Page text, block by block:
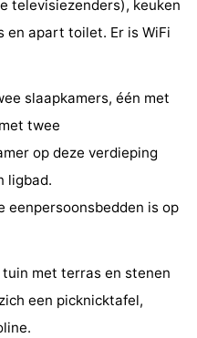
televisiezenders), keuken
en apart toilet. Er is WiFi
slaapkamers, één met
twee
op deze verdieping
ligbad.
eenpersoonsbedden is op
met terras en stenen
een picknicktafel,